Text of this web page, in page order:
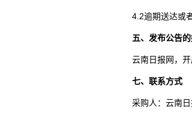
4.2逾期送达或
五、发布公告
云南日报网，开
七、联系方式
采购人：云南